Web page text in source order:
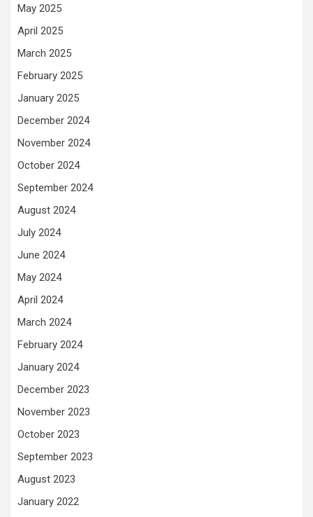
May 2025
April 2025
March 2025
February 2025
January 2025
December 2024
November 2024
October 2024
September 2024
August 2024
July 2024
June 2024
May 2024
April 2024
March 2024
February 2024
January 2024
December 2023
November 2023
October 2023
September 2023
August 2023
January 2022